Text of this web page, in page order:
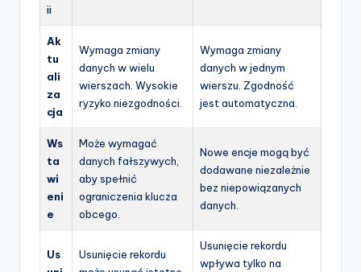
ii
Ak
tu
ali
za
cja
Wymaga zmiany
danych w wielu
wierszach. Wysokie
ryzyko niezgodności.
Wymaga zmiany
danych w jednym
wierszu. Zgodność
jest automatyczna.
Ws
ta
wi
eni
e
Może wymagać
danych fałszywych,
aby spełnić
ograniczenia klucza
obcego.
Nowe encje mogą być
dodawane niezależnie
bez niepowiązanych
danych.
Us
Usunięcie rekordu
Usunięcie rekordu
wpływa tylko na